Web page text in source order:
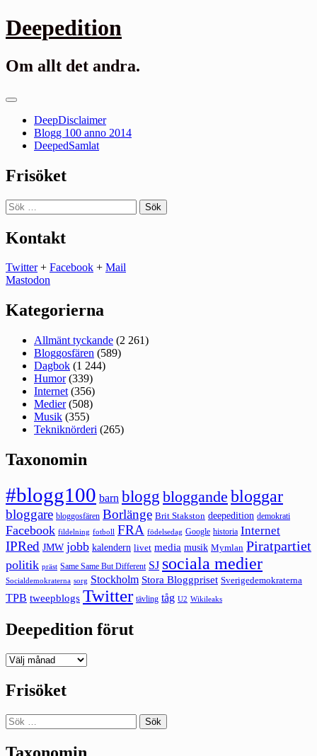
Gå
till
Deepedition
Om allt det andra.
Primär
DeepDisclaimer
Blogg 100 anno 2014
DeepedSamlat
Frisöket
Sök
efter:
Kontakt
Twitter+ Facebook + Mail
Mastodon
Kategorierna
Allmänt tyckande (2 261)
Bloggosfären (589)
Dagbok (1 244)
Humor(339)
Internet (356)
Medier(508)
Musik (355)
Tekniknörderi (265)
Taxonomin
#blogg100 barn blogg bloggande bloggar
bloggare bloggosfären Borlänge Brit Stakston deepedition demokrati
Facebook fildelning fotboll FRA födelsedag Google historia Internet
IPRed JMW jobb kalendern livet media musik Mymlan Piratpartiet
politik präst Same Same But Different SJ sociala medier
Socialdemokraterna sorg Stockholm Stora Bloggpriset Sverigedemokraterna
TPB tweepblogs Twitter tävling tåg U2 Wikileaks
Deepedition förut
Deepedition
Frisöket
Sök
efter:
Taxonomin